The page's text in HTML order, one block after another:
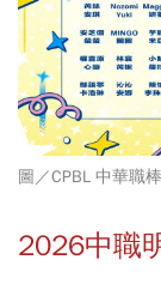
圖／CPBL 中華職棒
2026中職